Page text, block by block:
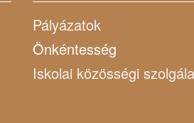
Pályázatok
Önkéntesség
Iskolai közösségi